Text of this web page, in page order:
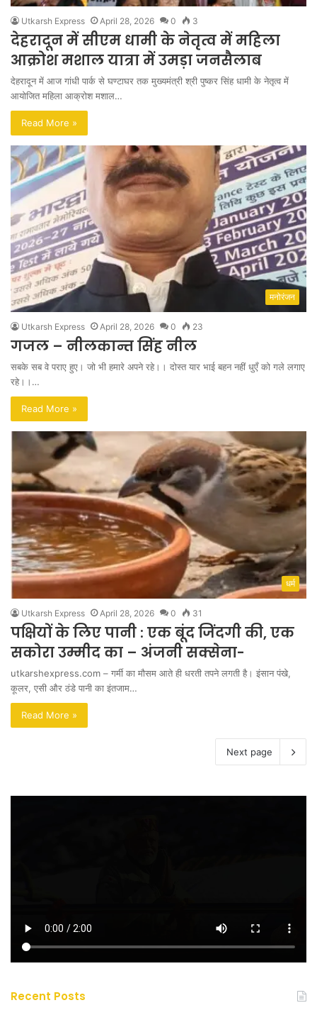
Utkarsh Express April 28, 2026 0 3
देहरादून में सीएम धामी के नेतृत्व में महिला
आक्रोश मशाल यात्रा में उमड़ा जनसैलाब
देहरादून में आज गांधी पार्क से घण्टाघर तक मुख्यमंत्री श्री पुष्कर सिंह धामी के नेतृत्व में
आयोजित महिला आक्रोश मशाल…
Read More »
मनोरंजन
Utkarsh Express April 28, 2026 0 23
गजल – नीलकान्त सिंह नील
सबके सब वे पराए हुए। जो भी हमारे अपने रहे।। दोस्त यार भाई बहन नहीं धुएँ को गले लगाए
रहे।।…
Read More »
धर्म
Utkarsh Express April 28, 2026 0 31
पक्षियों के लिए पानी : एक बूंद जिंदगी की, एक
सकोरा उम्मीद का – अंजनी सक्सेना-
utkarshexpress.com – गर्मी का मौसम आते ही धरती तपने लगती है। इंसान पंखे,
कूलर, एसी और ठंडे पानी का इंतजाम…
Read More »
Next page
Recent Posts